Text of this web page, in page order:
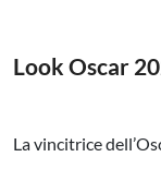
Look Oscar
La vincitrice